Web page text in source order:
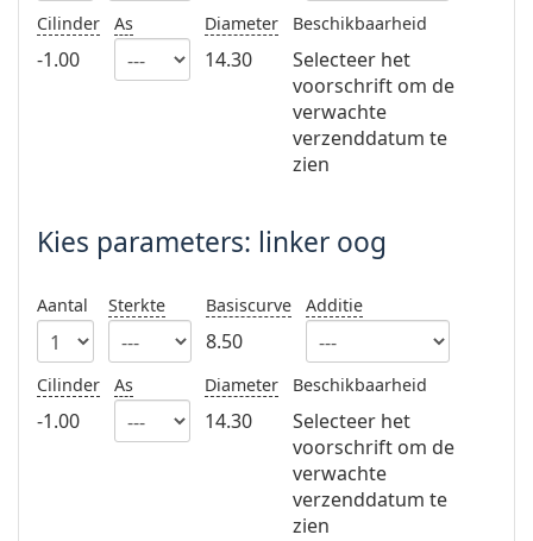
Persol
Prada
Cilinder
-1.00
As Diameter
14.30
Beschikbaarheid
Selecteer het
voorschrift om de
verwachte
verzenddatum te
zien
Kies parameters: linker oog
Aantal Sterkte Basiscurve
8.50
Additie
Cilinder
-1.00
As Diameter
14.30
Beschikbaarheid
Selecteer het
voorschrift om de
verwachte
verzenddatum te
zien